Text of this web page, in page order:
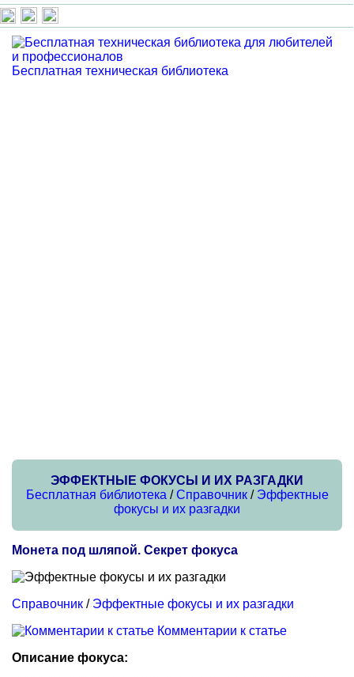
Бесплатная техническая библиотека
ЭФФЕКТНЫЕ ФОКУСЫ И ИХ РАЗГАДКИ
Бесплатная библиотека /Справочник/ Эффектные
фокусы и их разгадки
Монета под шляпой. Секрет фокуса
Справочник / Эффектные фокусы и их разгадки
Комментарии к статье
Описание фокуса: